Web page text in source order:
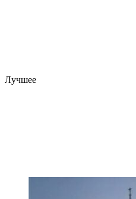
Лучшее